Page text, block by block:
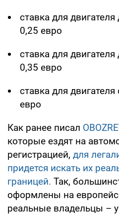
ставка для
0,25 евро
ставка для
0,35 евро
ставка для
евро
Как ранее писал
которые ездят на
регистрацией, для
придется искать их
границей. Так,
оформлены на
реальные владельцы –